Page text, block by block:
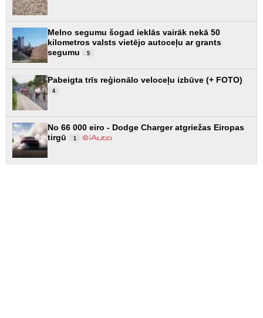
Melno segumu šogad ieklās vairāk nekā 50
kilometros valsts vietējo autoceļu ar grants
segumu
5
Pabeigta trīs reģionālo veloceļu izbūve (+ FOTO)
4
No 66 000 eiro - Dodge Charger atgriežas Eiropas
tirgū
1